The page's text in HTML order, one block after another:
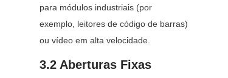
para módulos industriais (por
exemplo, leitores de código de barras)
ou vídeo em alta velocidade.
3.2 Aberturas Fixas